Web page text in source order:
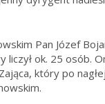
Pan Józef
liczył ok. 25 osób.
który po